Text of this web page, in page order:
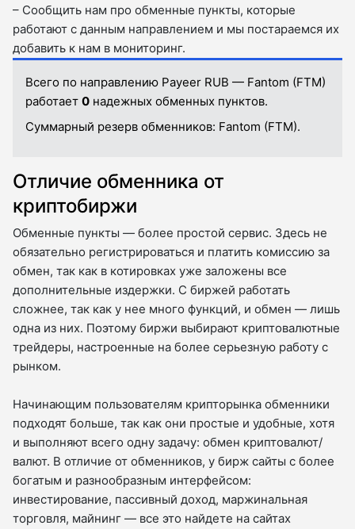
– Сообщить нам про обменные пункты, которые
работают с данным направлением и мы постараемся их
добавить к нам в мониторинг.
Всего по направлению Payeer RUB — Fantom (FTM)
работает 0 надежных обменных пунктов.
Суммарный резерв обменников: Fantom (FTM).
Отличие обменника от
криптобиржи
Обменные пункты — более простой сервис. Здесь не
обязательно регистрироваться и платить комиссию за
обмен, так как в котировках уже заложены все
дополнительные издержки. С биржей работать
сложнее, так как у нее много функций, и обмен — лишь
одна из них. Поэтому биржи выбирают криптовалютные
трейдеры, настроенные на более серьезную работу с
рынком.
Начинающим пользователям крипторынка обменники
подходят больше, так как они простые и удобные, хотя
и выполняют всего одну задачу: обмен криптовалют/
валют. В отличие от обменников, у бирж сайты с более
богатым и разнообразным интерфейсом:
инвестирование, пассивный доход, маржинальная
торговля, майнинг — все это найдете на сайтах